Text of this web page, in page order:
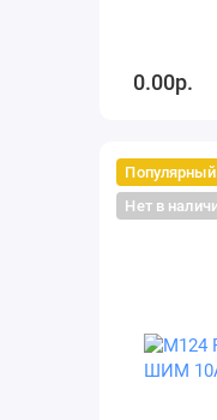
0.00р.
Популярный
Нет в